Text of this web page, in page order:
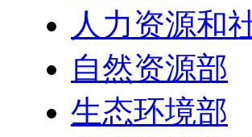
人力资源和
自然资源部
生态环境部